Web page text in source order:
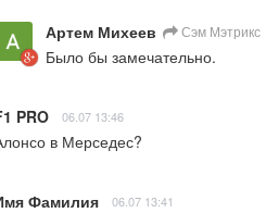
Артем Михеев Сэм Мэтрикс
Было бы замечательно.
PRO 06.07 13:46
в Мерседес?
Фамилия 06.07 13:41